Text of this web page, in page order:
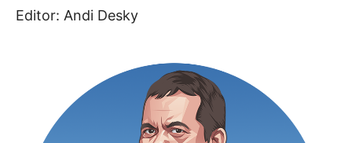
Editor: Andi Desky